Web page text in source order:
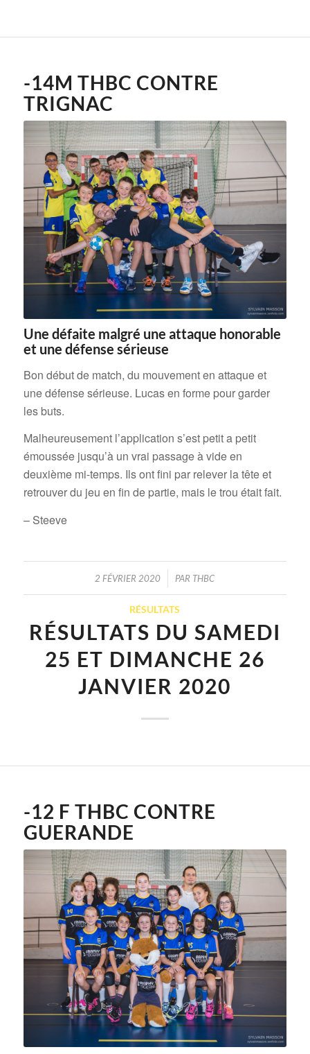
-14M THBC CONTRE
TRIGNAC
Une défaite malgré une attaque honorable
et une défense sérieuse
Bon début de match, du mouvement en attaque et
une défense sérieuse. Lucas en forme pour garder
les buts.
Malheureusement l’application s’est petit a petit
émoussée jusqu’à un vrai passage à vide en
deuxième mi-temps. Ils ont fini par relever la tête et
retrouver du jeu en fin de partie, mais le trou était fait.
– Steeve
2 FÉVRIER 2020
/ PAR THBC
RÉSULTATS
RÉSULTATS DU SAMEDI
25 ET DIMANCHE 26
JANVIER 2020
-12 F THBC CONTRE
GUERANDE